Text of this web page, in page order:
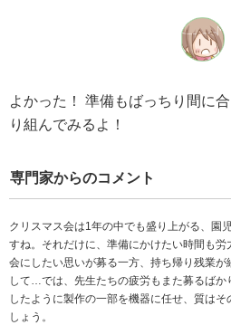
よかった！ 準備もばっちり間に
り組んでみるよ！
専門家からのコメント
クリスマス会は1年の中でも盛り上がる、園
すね。それだけに、準備にかけたい時間も
会にしたい思いが募る一方、持ち帰り残業が
して…では、先生たちの疲労もまた募るばか
したように製作の一部を機器に任せ、質は
しょう。